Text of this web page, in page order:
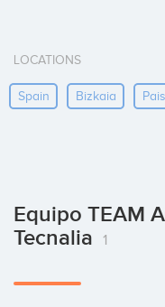
LOCATIONS
Spain Bizkaia
Equipo TEAM
Tecnalia
1